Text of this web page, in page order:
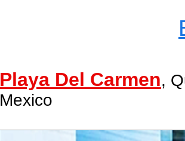
Playa Del Carmen,
Mexico